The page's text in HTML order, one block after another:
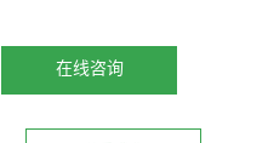
在线咨询